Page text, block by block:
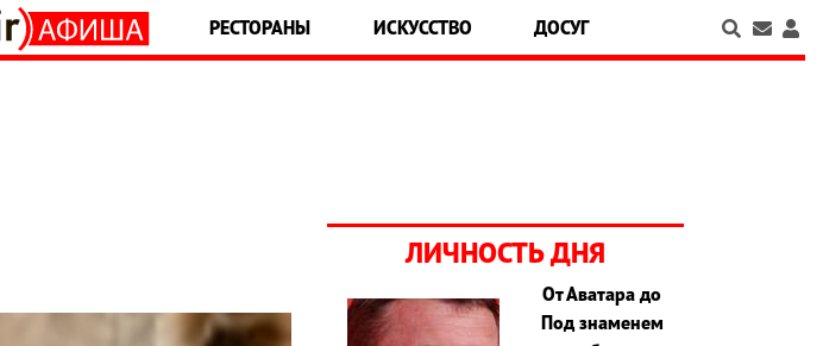
РЕСТОРАНЫ ИСКУССТВО ДОСУГ
ЛИЧНОСТЬ ДНЯ
От Аватара до
Под знаменем